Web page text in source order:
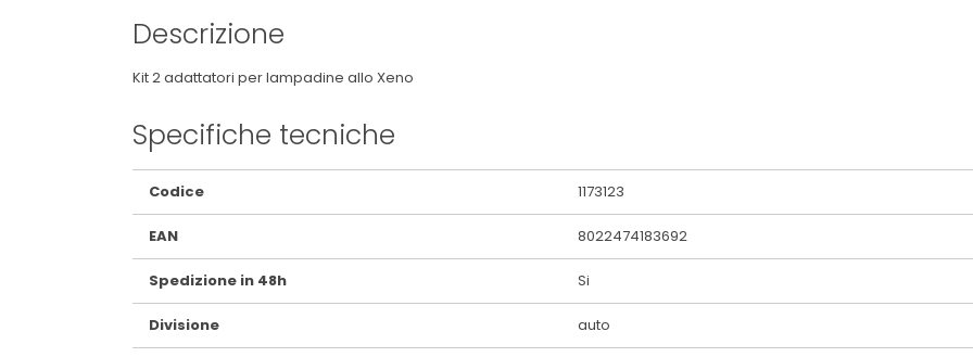
Descrizione
Kit 2 adattatori per lampadine allo Xeno
Specifiche tecniche
Maggiori
Informazioni
Codice 1173123
EAN 8022474183692
Spedizione in 48h Si
Divisione auto